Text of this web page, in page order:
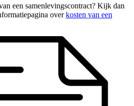
een samenlevingscontract? Kijk dan
overkosten van een